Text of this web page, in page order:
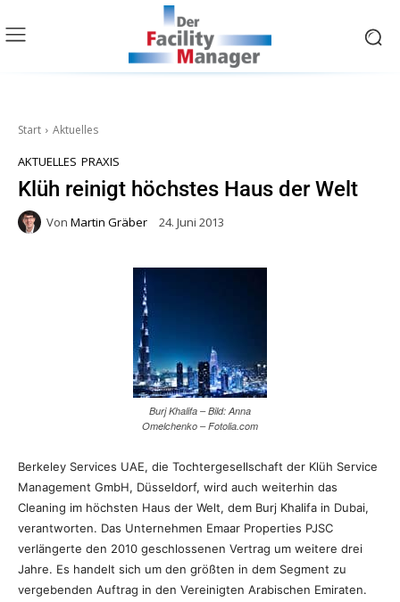
Start Aktuelles
AKTUELLES PRAXIS
Klüh reinigt höchstes Haus der Welt
Von Martin Gräber 24. Juni 2013
Burj Khalifa – Bild: Anna
Omelchenko – Fotolia.com
Berkeley Services UAE, die Tochtergesellschaft der Klüh Service
Management GmbH, Düsseldorf, wird auch weiterhin das
Cleaning im höchsten Haus der Welt, dem Burj Khalifa in Dubai,
verantworten. Das Unternehmen Emaar Properties PJSC
verlängerte den 2010 geschlossenen Vertrag um weitere drei
Jahre. Es handelt sich um den größten in dem Segment zu
vergebenden Auftrag in den Vereinigten Arabischen Emiraten.